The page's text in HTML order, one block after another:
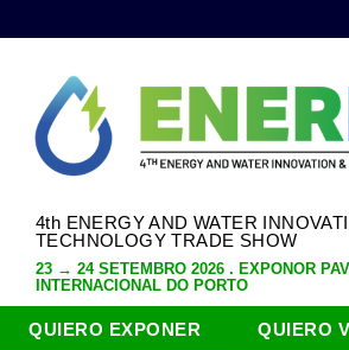
4th ENERGY AND WATER
TECHNOLOGY TRADE SHOW
23 → 24 SETEMBRO 2026 . EXPONOR
INTERNACIONAL DO PORTO
QUIERO EXPONER
QUIERO